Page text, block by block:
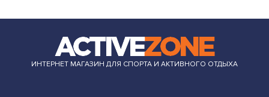
ИНТЕРНЕТ МАГАЗИН ДЛЯ СПОРТА И АКТИВНОГО ОТДЫХА